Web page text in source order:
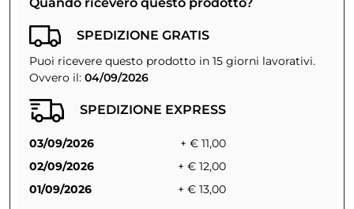
SPEDIZIONE GRATIS
Puoi ricevere questo prodotto in 15 giorni lavorativi.
Ovvero il: 04/09/2026
SPEDIZIONE EXPRESS
03/09/2026
+ € 11,00
02/09/2026
+ € 12,00
01/09/2026
+ € 13,00